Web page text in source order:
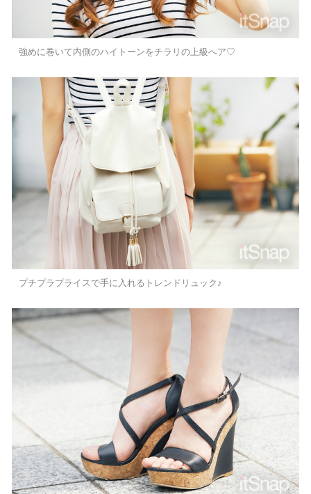
強めに巻いて内側のハイトーンをチラリの上級へア♡
プチプラプライスで手に入れるトレンドリュック♪